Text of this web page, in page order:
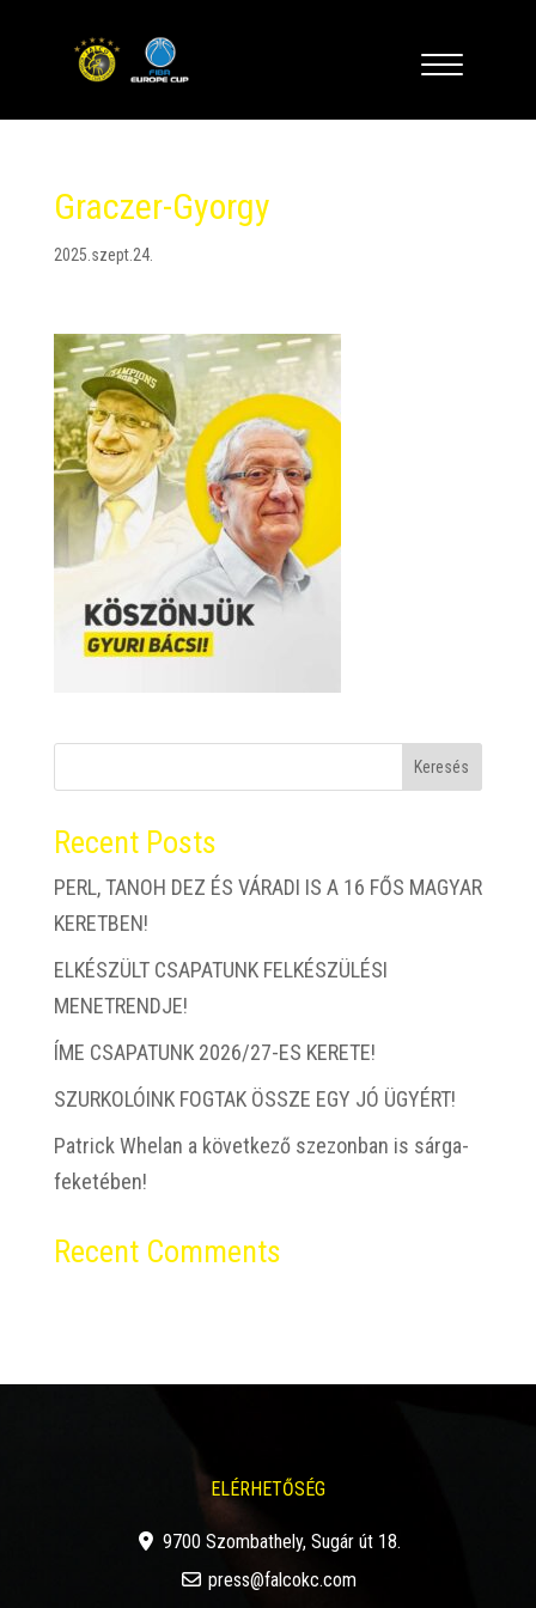
Graczer-Gyorgy
2025.szept.24.
Keresés
Recent Posts
PERL, TANOH DEZ ÉS VÁRADI IS A 16 FŐS MAGYAR
KERETBEN!
ELKÉSZÜLT CSAPATUNK FELKÉSZÜLÉSI
MENETRENDJE!
ÍME CSAPATUNK 2026/27-ES KERETE!
SZURKOLÓINK FOGTAK ÖSSZE EGY JÓ ÜGYÉRT!
Patrick Whelan a következő szezonban is sárga-
feketében!
Recent Comments
ELÉRHETŐSÉG
9700 Szombathely, Sugár út 18.
press@falcokc.com